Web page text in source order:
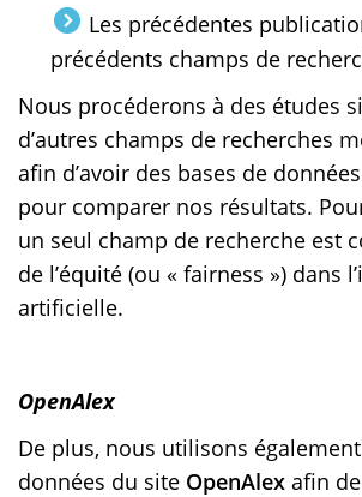
Les précédentes
précédents champs de
Nous procéderons à des études
d’autres champs de recherches
afin d’avoir des bases de
pour comparer nos résultats.
un seul champ de recherche est
de l’équité (ou « fairness ») dans
artificielle.
OpenAlex
De plus, nous utilisons
données du site OpenAlex afin